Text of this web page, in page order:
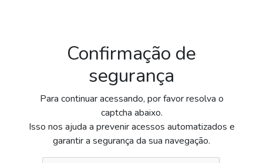
Confirmação de
segurança
Para continuar acessando, por favor resolva o
captcha abaixo.
Isso nos ajuda a prevenir acessos automatizados e
garantir a segurança da sua navegação.